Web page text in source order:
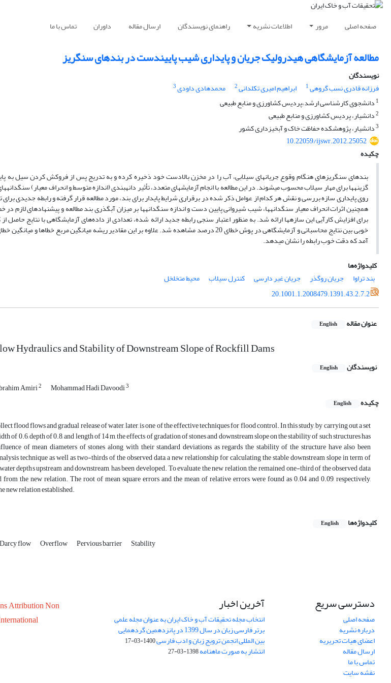
صفحه اصلی مرور اطلاعات نشریه راهنمای نویسندگان ارسال مقاله داوران تماس با ما
مطالعه آزمایشگاهی هیدرولیک جریان و پایداری شیب پایین‏دست در بندهای سنگریز
نویسندگان
فرزانه قادری نسب گروهی1 ابراهیم امیری تکلدانی2 محمدهادی داودی3
1 دانشجوی کارشناسی ارشد،‌پردیس کشاورزی و منابع طبیعی
2دانشیار، پردیس کشاورزی و منابع طبیعی
3دانشیار، پژوهشکده حفاظت خاک و آبخیزداری کشور
10.22059/ijswr.2012.25052
چکیده
بندهای سنگریزه‏ای هنگام وقوع جریان‏های سیلابی، آب را در مخزن بالادست خود ذخیره کرده و به تدریج پس از فروکش کردن سیل به
گزینه‏ها برای مهار سیلاب محسوب می‏شوند. در این مطالعه با انجام آزمایش‏های متعدد، تأثیر دانه‏بندی (اندازه متوسط و انحراف معیار)
روی پایداری سازه بررسی و نقش هر کدام از عوامل ذکر شده در برقراری شرایط پایدار برای بند، مورد مطالعه قرار گرفته و رابطه جدیدی
هم‏چنین اثرات انحراف معیار سنگ‏دانه‏ها، شیب شیروانی پایین دست و اندازه سنگ‏دانه‏ها بر میزان آب‏گذری بند مطالعه و پیشنهادهای لازم
برای افزایش کارآیی این سازه‏ها ارائه شد. به منظور اعتبار سنجی رابطه جدید ارائه شده، تعدادی از داده‌های آزمایشگاهی با نتایج حاصل
آمد که دقت خوب رابطه را نشان می‏دهد.
کلیدواژه‌ها
بند تراوا
جریان روگذر جریان غیر دارسی کنترل سیلاب
محیط متخلخل
20.1001.1.2008479.1391.43.2.7.2
عنوان مقاله English
Hydraulics and Stability of Downstream Slope of Rockfill Dams
نویسندگان English
Amiri2 Mohammad Hadi Davoodi3
چکیده English
flood flows and gradual release of water, later, is one of the effective techniques for flood control. In this study, by carrying out a set
of 0.6, depth of 0.8, and length of 14 m, the effects of gradation of stones and downstream slope on the stability of such structures has
of mean diameters of stones along with their standard deviations as regards the stability of the structure have also been
technique as well as two-thirds of the observed data, a new relationship for calculating the stable downstream slope in term of
depths upstream and downstream, has been developed. To evaluate the new relation, the remained one-third of the observed data
the new relation. The root of mean square errors and the mean of relative errors were found as 0.04 and 0.09, respectively,
new relation established.
کلیدواژه‌ها English
flow Overflow Pervious barrier Stability
دسترسی سریع
صفحه اصلی
درباره نشریه
اعضای هیات تحریریه
ارسال مقاله
تماس با ما
نقشه سایت
آخرین اخبار
انتخاب مجله تحقیقات آب و خاک ایران به عنوان مجله علمی
برتر فارسی زبان در سال 1399 در پانزدهمین گردهمایی
بین المللی انجمن ترویج زبان و ادب فارسی1400-03-17
انتشار به صورت ماهنامه1398-03-27
Attribution Non